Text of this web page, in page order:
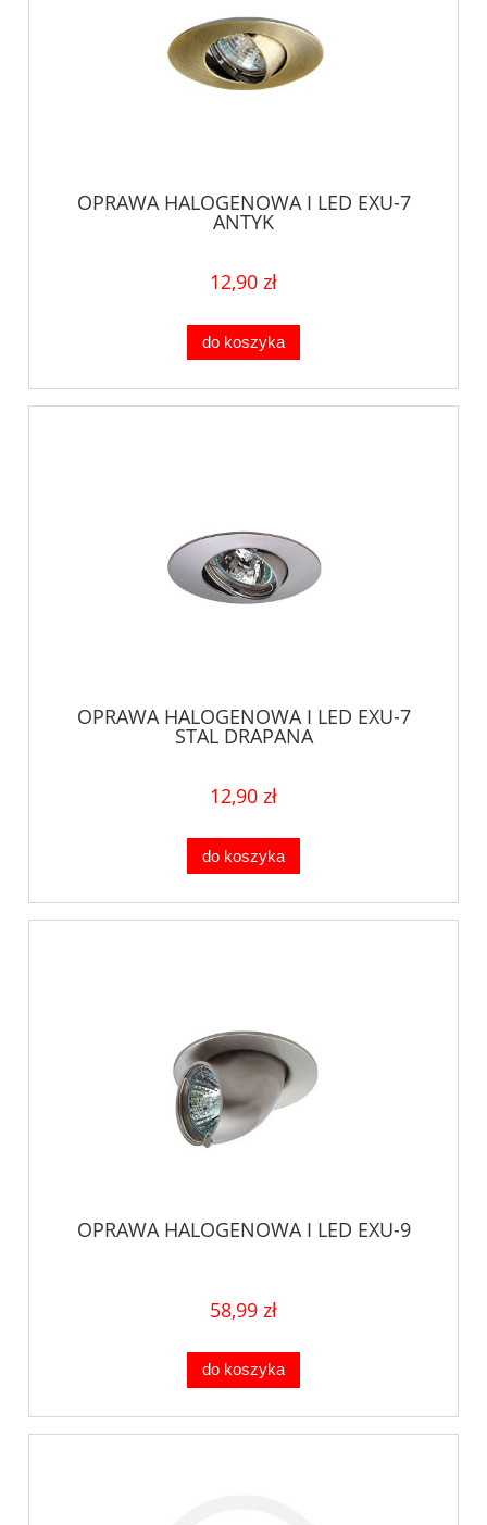
OPRAWA HALOGENOWA I LED EXU-7
ANTYK
12,90 zł
do koszyka
OPRAWA HALOGENOWA I LED EXU-7
STAL DRAPANA
12,90 zł
do koszyka
OPRAWA HALOGENOWA I LED EXU-9
58,99 zł
do koszyka